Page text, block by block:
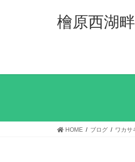
檜原西湖
HOME ブログ ワカサ